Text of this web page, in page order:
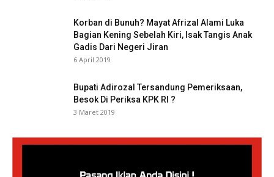
Korban di Bunuh? Mayat Afrizal Alami Luka
Bagian Kening Sebelah Kiri, Isak Tangis Anak
Gadis Dari Negeri Jiran
6 April 2019
Bupati Adirozal Tersandung Pemeriksaan,
Besok Di Periksa KPK RI ?
3 Maret 2019